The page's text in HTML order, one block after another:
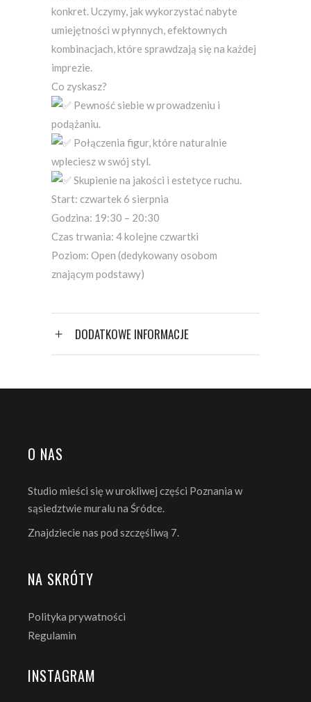
konkret. Uczymy, jak wykorzystać nabyte
umiejętności w płynnych, efektownych
kombinacjach, które sprawdzają się na każdej
imprezie.
​Co zyskasz?
Pewność siebie w prowadzeniu i
podążaniu.
Połączenia figur, które naturalnie
wpleciesz w swój styl.
​Skupienie na jakości i estetyce ruchu.
​Start: czwartek 6 sierpnia
​Godzina: 19:30 – 20:30
​Czas trwania: 4 kolejne czwartki
​Poziom: Open (dedykowany osobom
znającym podstawy)
DODATKOWE INFORMACJE
O NAS
Studio mieści się w urokliwej części Poznania w
sąsiedztwie muralu na Śródce.
Znajdziecie nas pod szczęśliwą 7.
NA SKRÓTY
Polityka prywatności
Regulamin
INSTAGRAM